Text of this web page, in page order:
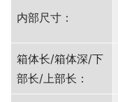
内部尺寸：
箱体长/箱体深/下
部长/上部长：